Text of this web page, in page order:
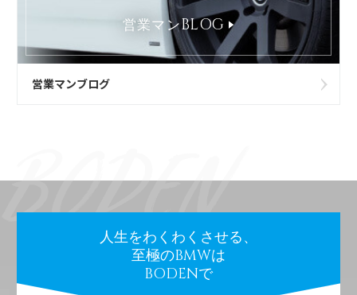
営業マンBLOG
営業マンブログ
人生をわくわくさせる、
至極のBMWは
BODENで